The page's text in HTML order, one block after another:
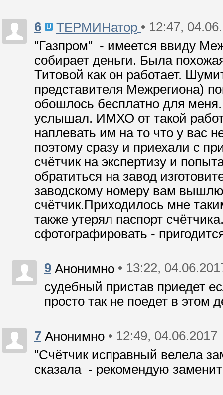
6 ТЕРМИНатор • 12:47,
"Газпром" - имеется ввиду
собирает деньги. Была
Титовой как он работает.
представителя Межрегиона)
обошлось бесплатно для
услышал. ИМХО от такой
наплевать им на то что у вас
поэтому сразу и приехали с
счётчик на экспертизу и
обратиться на завод
заводскому номеру вам
счётчик.Приходилось мне
также утерял паспорт
сфотографировать -
9 Анонимно • 13:22,
судебный пристав приедет
просто так не поедет в этом
7 Анонимно • 12:49, 04.06.2017
"Счётчик исправный велела
сказала - рекомендую